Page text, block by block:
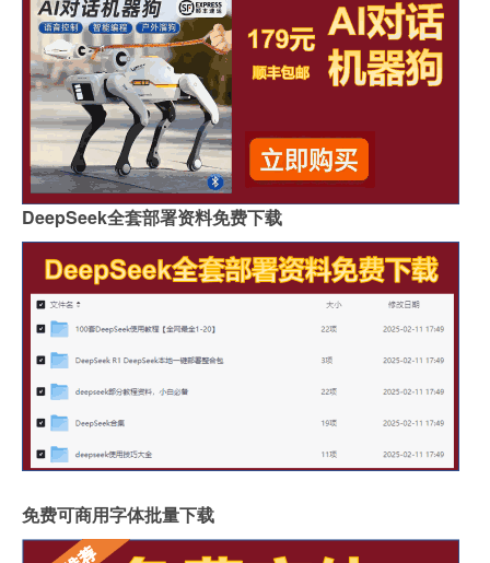
DeepSeek全套部署资料免费下载
免费可商用字体批量下载